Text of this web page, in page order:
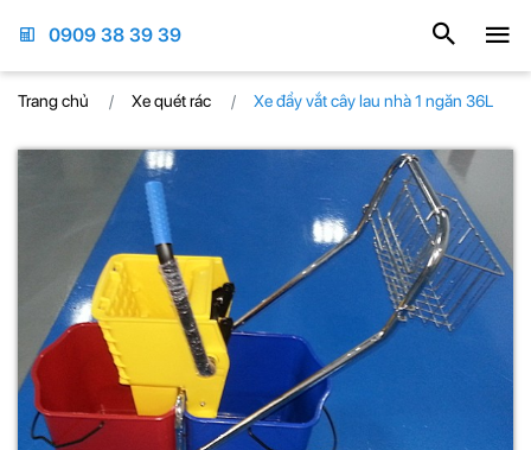
0909 38 39 39
Trang chủ Xe quét rác Xe đẩy vắt cây lau nhà 1 ngăn 36L